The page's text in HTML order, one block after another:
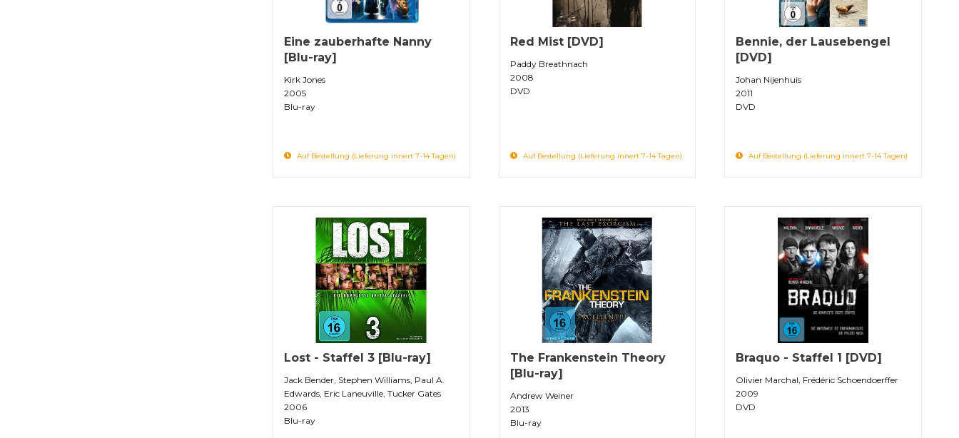
Eine zauberhafte Nanny
[Blu-ray]
Kirk Jones
2005
Blu-ray
Auf Bestellung (Lieferung innert 7-14 Tagen)
Red Mist [DVD]
Paddy Breathnach
2008
DVD
Auf Bestellung (Lieferung innert 7-14 Tagen)
Bennie, der Lausebengel
[DVD]
Johan Nijenhuis
2011
DVD
Auf Bestellung (Lieferung innert 7-14 Tagen)
Lost - Staffel 3 [Blu-ray]
Jack Bender, Stephen Williams, Paul A.
Edwards, Eric Laneuville, Tucker Gates
2006
Blu-ray
The Frankenstein Theory
[Blu-ray]
Andrew Weiner
2013
Blu-ray
Braquo - Staffel 1 [DVD]
Olivier Marchal, Frédéric Schoendoerffer
2009
DVD